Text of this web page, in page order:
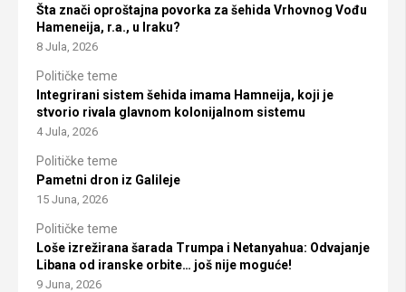
Šta znači oproštajna povorka za šehida Vrhovnog Vođu
Hameneija, r.a., u Iraku?
8 Jula, 2026
Političke teme
Integrirani sistem šehida imama Hamneija, koji je
stvorio rivala glavnom kolonijalnom sistemu
4 Jula, 2026
Političke teme
Pametni dron iz Galileje
15 Juna, 2026
Političke teme
Loše izrežirana šarada Trumpa i Netanyahua: Odvajanje
Libana od iranske orbite… još nije moguće!
9 Juna, 2026